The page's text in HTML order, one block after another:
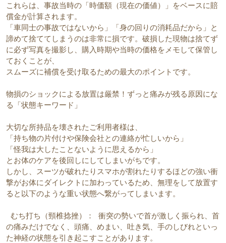
これらは、事故当時の「時価額（現在の価値）」をベースに賠
償金が計算されます。
「車同士の事故ではないから」「身の回りの消耗品だから」と
諦めて捨ててしまうのは非常に損です。破損した現物は捨てず
に必ず写真を撮影し、購入時期や当時の価格をメモして保管し
ておくことが、
スムーズに補償を受け取るための最大のポイントです。
物損のショックによる放置は厳禁！ずっと痛みが残る原因にな
る「状態キーワード」
大切な所持品を壊されたご利用者様は、
「持ち物の片付けや保険会社との連絡が忙しいから」
「怪我は大したことないように思えるから」
とお体のケアを後回しにしてしまいがちです。
しかし、スーツが破れたりスマホが割れたりするほどの強い衝
撃がお体にダイレクトに加わっているため、無理をして放置す
ると以下のような重い状態へ繋がってしまいます。
の痛みだけでなく、頭痛、めまい、吐き気、手のしびれといっ
た神経の状態を引き起こすことがあります。